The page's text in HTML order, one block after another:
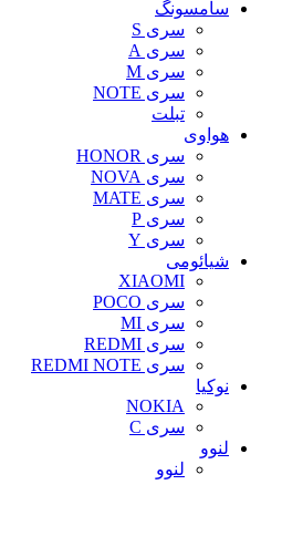
سامسونگ
سری S
سری A
سری M
سری NOTE
تبلت
هواوی
سری HONOR
سری NOVA
سری MATE
سری P
سری Y
شیائومی
XIAOMI
سری POCO
سری MI
سری REDMI
سری REDMI NOTE
نوکیا
NOKIA
سری C
لنوو
لنوو